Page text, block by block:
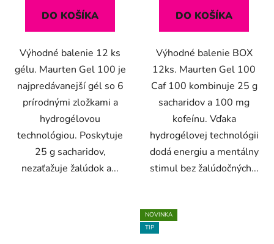
DO KOŠÍKA
Výhodné balenie 12 ks
gélu. Maurten Gel 100 je
najpredávanejší gél so 6
prírodnými zložkami a
hydrogélovou
technológiou. Poskytuje
25 g sacharidov,
nezaťažuje žalúdok a...
DO KOŠÍKA
Výhodné balenie BOX
12ks. Maurten Gel 100
Caf 100 kombinuje 25 g
sacharidov a 100 mg
kofeínu. Vďaka
hydrogélovej technológii
dodá energiu a mentálny
stimul bez žalúdočných...
NOVINKA
TIP